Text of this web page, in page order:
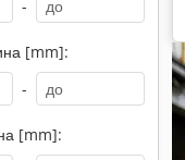
-
[mm]:
-
[mm]: